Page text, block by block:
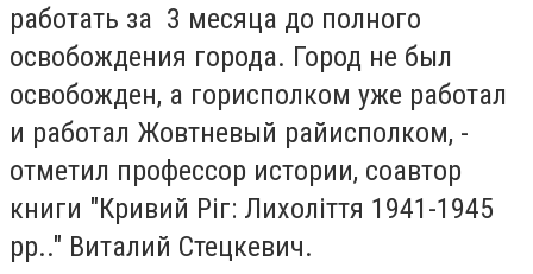
работать за 3 месяца до полного
освобождения города. Город не был
освобожден, а горисполком уже работал
и работал Жовтневый райисполком, -
отметил профессор истории, соавтор
книги "Кривий Ріг: Лихоліття 1941-1945
рр.." Виталий Стецкевич.